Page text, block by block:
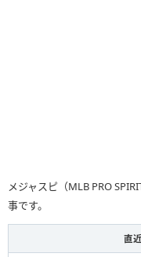
メジャスピ（MLB PRO
事です。
直